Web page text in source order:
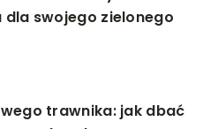
dla swojego zielonego
trawnika: jak dbać